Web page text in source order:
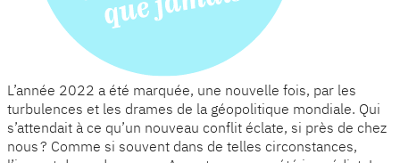
L’année 2022 a été marquée, une nouvelle fois, par les
turbulences et les drames de la géopolitique mondiale. Qui
s’attendait à ce qu’un nouveau conflit éclate, si près de chez
nous ? Comme si souvent dans de telles circonstances,